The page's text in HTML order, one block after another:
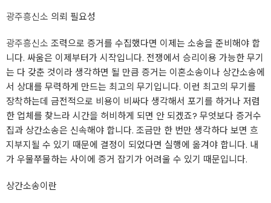
광주흥신소 의뢰 필요성
광주흥신소 조력으로 증거를 수집했다면 이제는 소송을 준비해야 합
니다. 싸움은 이제부터가 시작입니다. 전쟁에서 승리이용 가능한 무기
는 다 갖춘 것이라 생각하면 될 만큼 증거는 이혼소송이나 상간소송에
서 상대를 무력하게 만드는 최고의 무기입니다. 이런 최고의 무기를
장착하는데 금전적으로 비용이 비싸다 생각해서 포기를 하거나 저렴
한 업체를 찾느라 시간을 허비하게 되면 안 되겠죠? 무엇보다 증거수
집과 상간소송은 신속해야 합니다. 조금만 한 번만 생각하다 보면 흐
지부지될 수 있기 때문에 결정이 되었다면 실행에 옮겨야 합니다. 내
가 우물쭈물하는 사이에 증거 잡기가 어려울 수 있기 때문입니다.
상간소송이란